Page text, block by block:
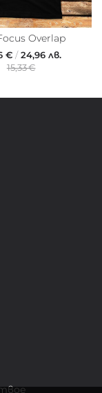
Overlap
€/24,96 лв.
15,33 €